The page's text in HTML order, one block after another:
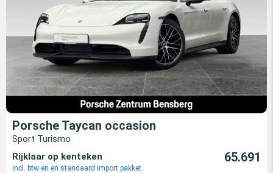
Porsche Taycan occasion
Sport Turismo
Rijklaar op kenteken
incl. btw en en standaard import pakket
65.691